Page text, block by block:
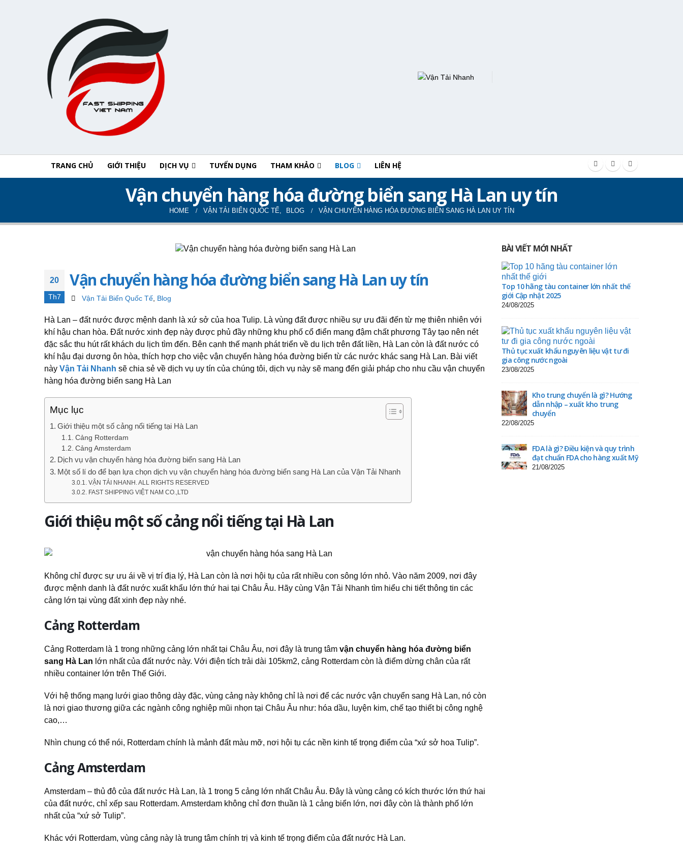
TRANG CHỦ GIỚI THIỆU DỊCH VỤ TUYỂN DỤNG THAM KHẢO BLOG LIÊN HỆ
Vận chuyển hàng hóa đường biển sang Hà Lan uy tín
HOME VẬN TẢI BIỂN QUỐC TẾ, BLOG VẬN CHUYỂN HÀNG HÓA ĐƯỜNG BIỂN SANG HÀ LAN UY TÍN
20
Th7
Vận chuyển hàng hóa đường biển sang Hà Lan uy tín
Vận Tải Biển Quốc Tế Blog
Hà Lan – đất nước được mệnh danh là xứ sở của hoa Tulip. Là vùng đất được nhiều sự ưu đãi đến từ mẹ thiên nhiên với
khí hậu chan hòa. Đất nước xinh đẹp này được phủ đầy những khu phố cổ điển mang đậm chất phương Tây tạo nên nét
đặc sắc thu hút rất khách du lịch tìm đến. Bên cạnh thế mạnh phát triển về du lịch trên đất liền, Hà Lan còn là đất nước có
khí hậu đại dương ôn hòa, thích hợp cho việc vận chuyển hàng hóa đường biển từ các nước khác sang Hà Lan. Bài viết
này Vận Tải Nhanh sẽ chia sẻ về dịch vụ uy tín của chúng tôi, dịch vụ này sẽ mang đến giải pháp cho nhu cầu vận chuyển
hàng hóa đường biển sang Hà Lan
Mục lục
Giới thiệu một số cảng nổi tiếng tại Hà Lan
Cảng Rotterdam
Cảng Amsterdam
Dịch vụ vận chuyển hàng hóa đường biển sang Hà Lan
Một số lí do để bạn lựa chọn dịch vụ vận chuyển hàng hóa đường biển sang Hà Lan của Vận Tải Nhanh
VẬN TẢI NHANH. ALL RIGHTS RESERVED
FAST SHIPPING VIỆT NAM CO.,LTD
Giới thiệu một số cảng nổi tiếng tại Hà Lan
Không chỉ được sự ưu ái về vị trí địa lý, Hà Lan còn là nơi hội tụ của rất nhiều con sông lớn nhỏ. Vào năm 2009, nơi đây
được mệnh danh là đất nước xuất khẩu lớn thứ hai tại Châu Âu. Hãy cùng Vận Tải Nhanh tìm hiểu chi tiết thông tin các
cảng lớn tại vùng đất xinh đẹp này nhé.
Cảng Rotterdam
Cảng Rotterdam là 1 trong những cảng lớn nhất tại Châu Âu, nơi đây là trung tâm vận chuyển hàng hóa đường biển
sang Hà Lan lớn nhất của đất nước này. Với điện tích trải dài 105km2, cảng Rotterdam còn là điểm dừng chân của rất
nhiều container lớn trên Thế Giới.
Với hệ thống mạng lưới giao thông dày đặc, vùng cảng này không chỉ là nơi để các nước vận chuyển sang Hà Lan, nó còn
là nơi giao thương giữa các ngành công nghiệp mũi nhọn tại Châu Âu như: hóa dầu, luyện kim, chế tạo thiết bị công nghệ
cao,…
Nhìn chung có thể nói, Rotterdam chính là mảnh đất màu mỡ, nơi hội tụ các nền kinh tế trọng điểm của “xứ sở hoa Tulip”.
Cảng Amsterdam
Amsterdam – thủ đô của đất nước Hà Lan, là 1 trong 5 cảng lớn nhất Châu Âu. Đây là vùng cảng có kích thước lớn thứ hai
của đất nước, chỉ xếp sau Rotterdam. Amsterdam không chỉ đơn thuần là 1 cảng biển lớn, nơi đây còn là thành phố lớn
nhất của “xứ sở Tulip”.
Khác với Rotterdam, vùng cảng này là trung tâm chính trị và kinh tế trọng điểm của đất nước Hà Lan.
BÀI VIẾT MỚI NHẤT
Top 10 hãng tàu container lớn nhất thế
giới Cập nhật 2025
24/08/2025
Thủ tục xuất khẩu nguyên liệu vật tư đi
gia công nước ngoài
23/08/2025
Kho trung chuyển là gì? Hướng
dẫn nhập – xuất kho trung
chuyển
22/08/2025
FDA là gì? Điều kiện và quy trình
đạt chuẩn FDA cho hàng xuất Mỹ
21/08/2025